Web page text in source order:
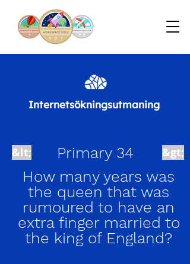
Internetsökningsutmaning
Primary 34 &gt;
&lt;
How many years was
the queen that was
rumoured to have an
extra finger married to
the king of England?